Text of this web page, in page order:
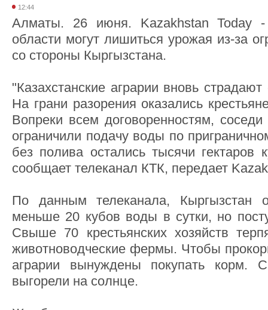
12:44
Алматы. 26 июня. Kazakhstan Today
области могут лишиться урожая из-за
со стороны Кыргызстана.
"Казахстанские аграрии вновь
На грани разорения оказались
Вопреки всем договоренностям,
ограничили подачу воды по
без полива остались тысячи
сообщает телеканал КТК, передает
По данным телеканала, Кыргызстан
меньше 20 кубов воды в сутки, но
Свыше 70 крестьянских хозяйств
животноводческие фермы. Чтобы
аграрии вынуждены покупать корм.
выгорели на солнце.